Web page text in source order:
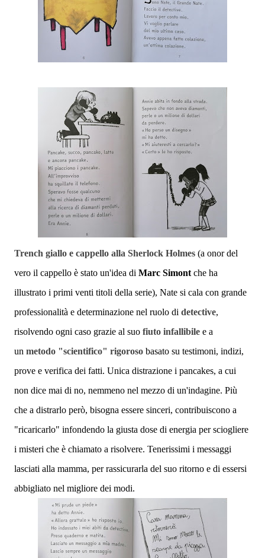
Trench giallo e cappello alla Sherlock Holmes (a onor del
vero il cappello è stato un'idea di Marc Simont che ha
illustrato i primi venti titoli della serie), Nate si cala con grande
professionalità e determinazione nel ruolo di detective,
risolvendo ogni caso grazie al suo fiuto infallibile e a
un metodo "scientifico" rigoroso basato su testimoni, indizi,
prove e verifica dei fatti. Unica distrazione i pancakes, a cui
non dice mai di no, nemmeno nel mezzo di un'indagine. Più
che a distrarlo però, bisogna essere sinceri, contribuiscono a
"ricaricarlo" infondendo la giusta dose di energia per sciogliere
i misteri che è chiamato a risolvere. Tenerissimi i messaggi
lasciati alla mamma, per rassicurarla del suo ritorno e di essersi
abbigliato nel migliore dei modi.